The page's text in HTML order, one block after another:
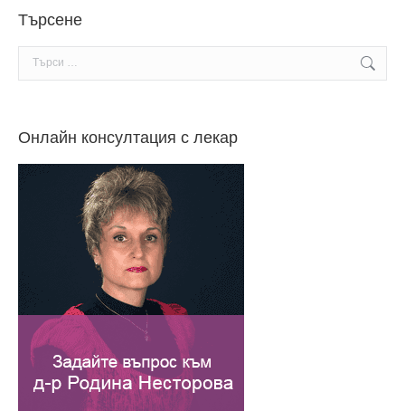
Търсене
Search:
Онлайн консултация с лекар